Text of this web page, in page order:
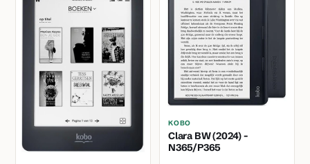
KOBO
Clara BW (2024) -
N365/P365